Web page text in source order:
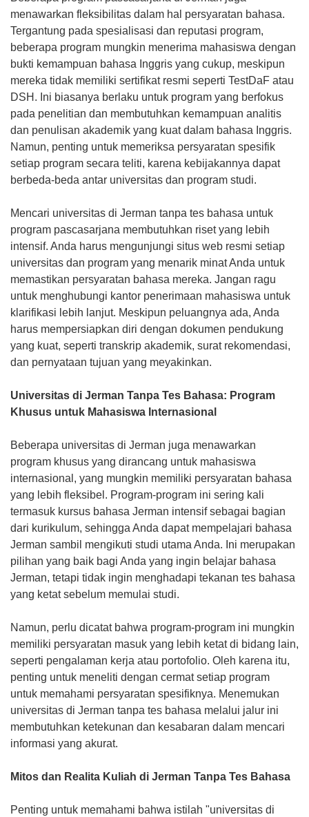
menawarkan fleksibilitas dalam hal persyaratan bahasa.
Tergantung pada spesialisasi dan reputasi program,
beberapa program mungkin menerima mahasiswa dengan
bukti kemampuan bahasa Inggris yang cukup, meskipun
mereka tidak memiliki sertifikat resmi seperti TestDaF atau
DSH. Ini biasanya berlaku untuk program yang berfokus
pada penelitian dan membutuhkan kemampuan analitis
dan penulisan akademik yang kuat dalam bahasa Inggris.
Namun, penting untuk memeriksa persyaratan spesifik
setiap program secara teliti, karena kebijakannya dapat
berbeda-beda antar universitas dan program studi.
Mencari universitas di Jerman tanpa tes bahasa untuk
program pascasarjana membutuhkan riset yang lebih
intensif. Anda harus mengunjungi situs web resmi setiap
universitas dan program yang menarik minat Anda untuk
memastikan persyaratan bahasa mereka. Jangan ragu
untuk menghubungi kantor penerimaan mahasiswa untuk
klarifikasi lebih lanjut. Meskipun peluangnya ada, Anda
harus mempersiapkan diri dengan dokumen pendukung
yang kuat, seperti transkrip akademik, surat rekomendasi,
dan pernyataan tujuan yang meyakinkan.
Universitas di Jerman Tanpa Tes Bahasa: Program
Khusus untuk Mahasiswa Internasional
Beberapa universitas di Jerman juga menawarkan
program khusus yang dirancang untuk mahasiswa
internasional, yang mungkin memiliki persyaratan bahasa
yang lebih fleksibel. Program-program ini sering kali
termasuk kursus bahasa Jerman intensif sebagai bagian
dari kurikulum, sehingga Anda dapat mempelajari bahasa
Jerman sambil mengikuti studi utama Anda. Ini merupakan
pilihan yang baik bagi Anda yang ingin belajar bahasa
Jerman, tetapi tidak ingin menghadapi tekanan tes bahasa
yang ketat sebelum memulai studi.
Namun, perlu dicatat bahwa program-program ini mungkin
memiliki persyaratan masuk yang lebih ketat di bidang lain,
seperti pengalaman kerja atau portofolio. Oleh karena itu,
penting untuk meneliti dengan cermat setiap program
untuk memahami persyaratan spesifiknya. Menemukan
universitas di Jerman tanpa tes bahasa melalui jalur ini
membutuhkan ketekunan dan kesabaran dalam mencari
informasi yang akurat.
Mitos dan Realita Kuliah di Jerman Tanpa Tes Bahasa
Penting untuk memahami bahwa istilah "universitas di